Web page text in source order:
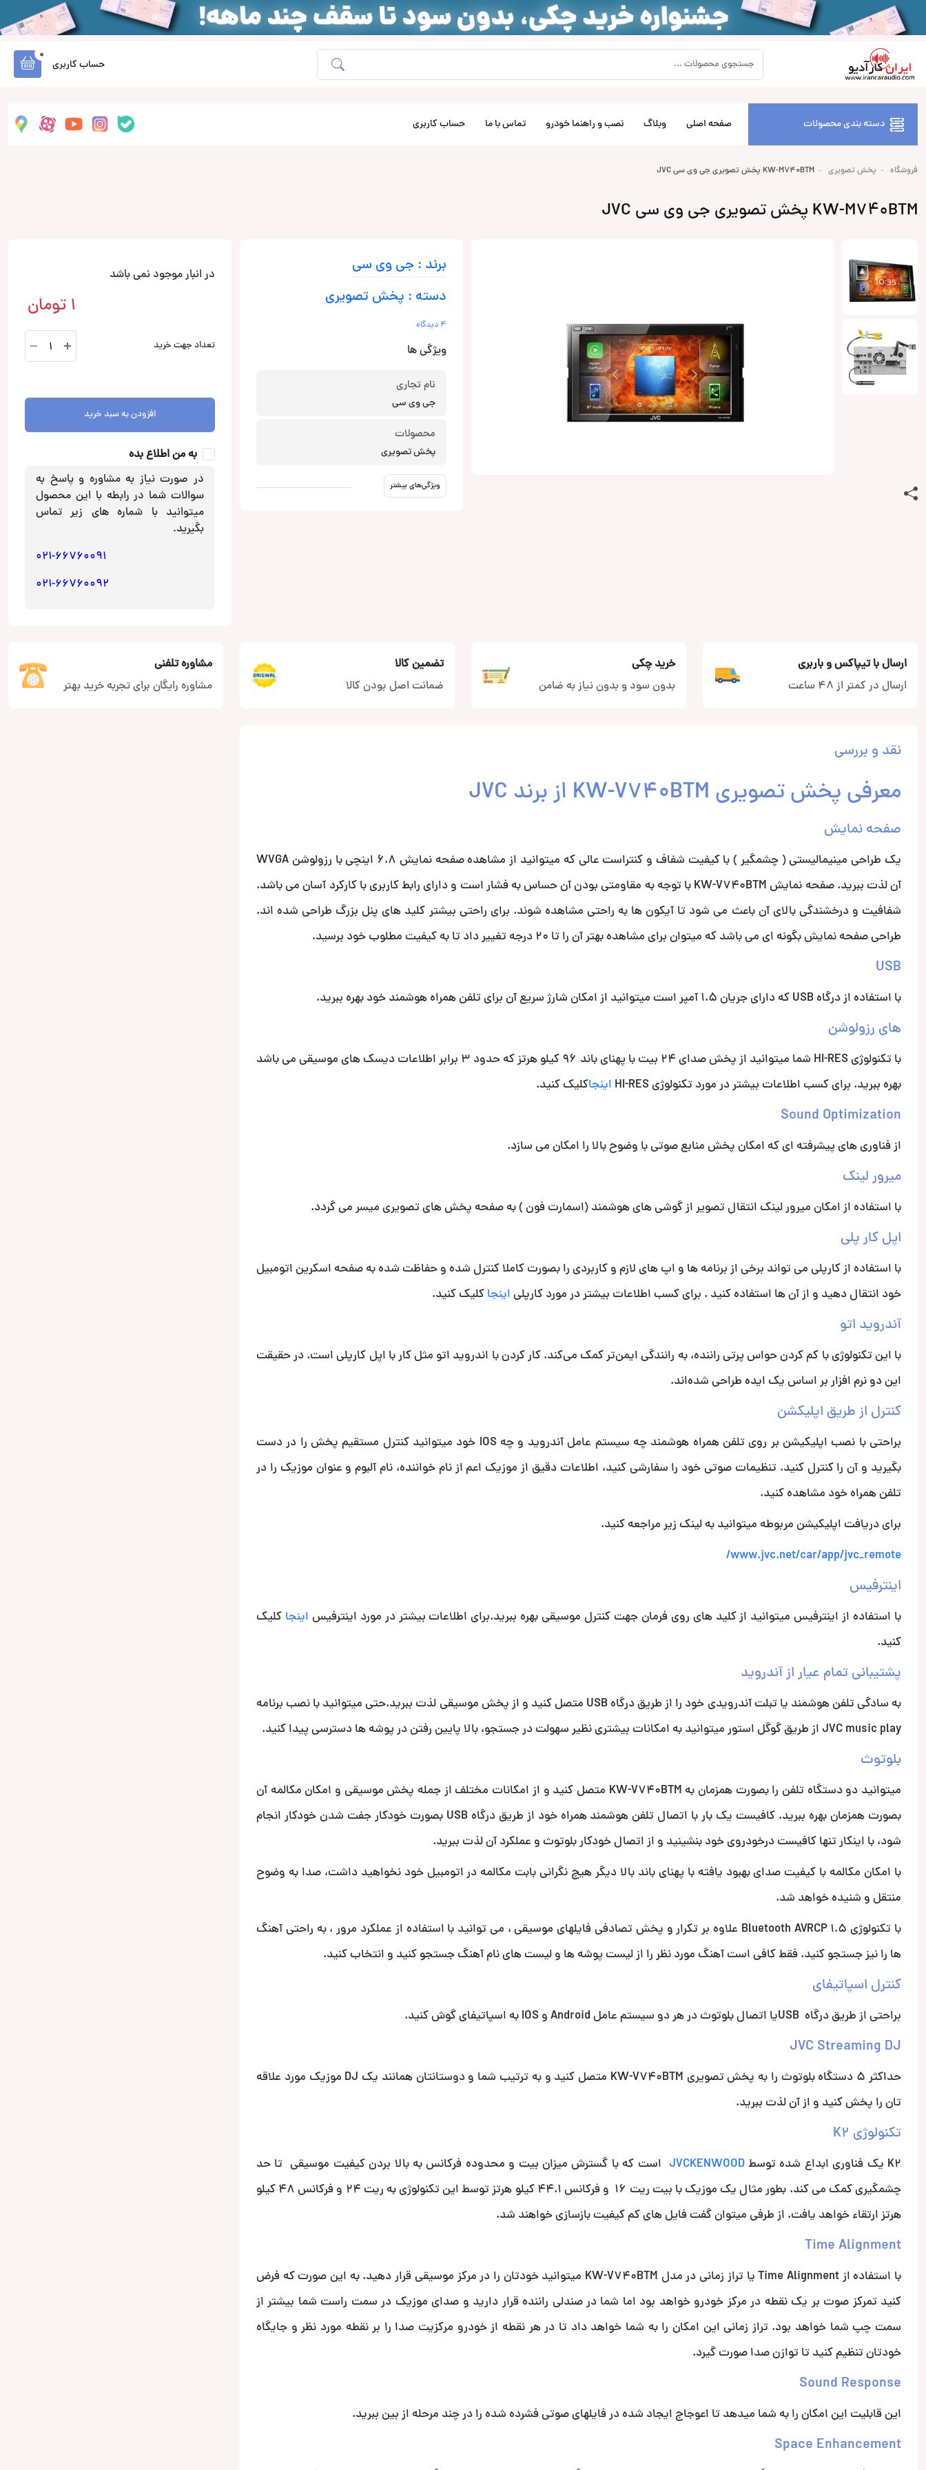
حساب کاربری
0
دسته بندی محصولات صفحه اصلی وبلاگ نصب و راهنما خودرو تماس با ما حساب کاربری
فروشگاه پخش تصویری KW-M740BTM پخش تصویری جی وی سی JVC
KW-M740BTM پخش تصویری جی وی سی JVC
برند : جی وی سی
دسته : پخش تصویری
4 دیدگاه
ویژگی ها
نام تجاری
جی وی سی
محصولات
پخش تصویری
ویژگی‌های بیشتر
در انبار موجود نمی باشد
1 تومان
تعداد جهت خرید
KW-
M740BTM
سی
عدد
افزودن به سبد خرید
به من اطلاع بده
در صورت نیاز به مشاوره و پاسخ به
سوالات شما در رابطه با این محصول
میتوانید با شماره های زیر تماس
بگیرید.
021-66760091
021-66760092
ارسال با تیپاکس و باربری
ارسال در کمتر از 48 ساعت
خرید چکی
بدون سود و بدون نیاز به ضامن
تضمین کالا
ضمانت اصل بودن کالا
مشاوره تلفنی
مشاوره رایگان برای تجربه خرید بهتر
نقد و بررسی
معرفی پخش تصویری KW-V740BTM از برند JVC
صفحه نمایش
یک طراحی مینیمالیستی ( چشمگیر ) با کیفیت شفاف و کنتراست عالی که میتوانید از مشاهده صفحه نمایش 6.8 اینچی با رزولوشن WVGA
آن لذت ببرید. صفحه نمایش KW-V740BTM با توجه به مقاومتی بودن آن حساس به فشار است و دارای رابط کاربری با کارکرد آسان می باشد.
شفافیت و درخشندگی بالای آن باعث می شود تا آیکون ها به راحتی مشاهده شوند. برای راحتی بیشتر کلید های پنل بزرگ طراحی شده اند.
طراحی صفحه نمایش بگونه ای می باشد که میتوان برای مشاهده بهتر آن را تا 20 درجه تغییر داد تا به کیفیت مطلوب خود برسید.
USB
با استفاده از درگاه USB که دارای جریان 1.5 آمپر است میتوانید از امکان شارژ سریع آن برای تلفن همراه هوشمند خود بهره ببرید.
های رزولوشن
با تکنولوژی HI-RES شما میتوانید از پخش صدای 24 بیت با پهنای باند 96 کیلو هرتز که حدود 3 برابر اطلاعات دیسک های موسیقی می باشد
بهره ببرید. برای کسب اطلاعات بیشتر در مورد تکنولوژی HI-RES
اینجاکلیک کنید.
Sound Optimization
از فناوری های پیشرفته ای که امکان پخش منابع صوتی با وضوح بالا را امکان می سازد.
میرور لینک
با استفاده از امکان میرور لینک انتقال تصویر از گوشی های هوشمند (اسمارت فون ) به صفحه پخش های تصویری میسر می گردد.
اپل کار پلی
با استفاده از کارپلی می تواند برخی از برنامه ها و اپ های لازم و کاربردی را بصورت کاملا کنترل شده و حفاظت شده به صفحه اسکرین اتومبیل
خود انتقال دهید و از آن ها استفاده کنید . برای کسب اطلاعات بیشتر در مورد کارپلیاینجاکلیک کنید.
آندروید اتو
با این تکنولوژی با کم کردن حواس پرتی‌ راننده، به رانندگی ایمن‌تر کمک می‌کند. کار کردن با اندروید اتو مثل کار با اپل کارپلی است. در حقیقت
این دو نرم افزار بر اساس یک ایده طراحی شده‌اند.
کنترل از طریق اپلیکشن
براحتی با نصب اپلیکیشن بر روی تلفن همراه هوشمند چه سیستم عامل آندروید و چه IOS خود میتوانید کنترل مستقیم پخش را در دست
بگیرید و آن را کنترل کنید. تنظیمات صوتی خود را سفارشی کنید، اطلاعات دقیق از موزیک اعم از نام خواننده، نام آلبوم و عنوان موزیک را در
تلفن همراه خود مشاهده کنید.
برای دریافت اپلیکیشن مربوطه میتوانید به لینک زیر مراجعه کنید.
www.jvc.net/car/app/jvc_remote/
اینترفیس
با استفاده از اینترفیس میتوانید از کلید های روی فرمان جهت کنترل موسیقی بهره ببرید.برای اطلاعات بیشتر در مورد اینترفیس اینجا کلیک
کنید.
پشتیبانی تمام عیار از آندروید
به سادگی تلفن هوشمند یا تبلت آندرویدی خود را از طریق درگاه USB متصل کنید و از پخش موسیقی لذت ببرید.حتی میتوانید با نصب برنامه
JVC music play از طریق گوگل استور میتوانید به امکانات بیشتری نظیر سهولت در جستجو، بالا پایین رفتن در پوشه ها دسترسی پیدا کنید.
بلوتوث
میتوانید دو دستگاه تلفن را بصورت همزمان به KW-V740BTM متصل کنید و از امکانات مختلف از جمله پخش موسیقی و امکان مکالمه آن
بصورت همزمان بهره ببرید. کافیست یک بار با اتصال تلفن هوشمند همراه خود از طریق درگاه USB بصورت خودکار جفت شدن خودکار انجام
شود، با اینکار تنها کافیست درخودروی خود بنشینید و از اتصال خودکار بلوتوث و عملکرد آن لذت ببرید.
با امکان مکالمه با کیفیت صدای بهبود یافته با پهنای باند بالا دیگر هیچ نگرانی بابت مکالمه در اتومبیل خود نخواهید داشت، صدا به وضوح
منتقل و شنیده خواهد شد.
با تکنولوژی Bluetooth AVRCP 1.5 علاوه بر تکرار و پخش تصادفی فایلهای موسیقی ، می توانید با استفاده از عملکرد مرور ، به راحتی آهنگ
ها را نیز جستجو کنید. فقط کافی است آهنگ مورد نظر را از لیست پوشه ها و لیست های نام آهنگ جستجو کنید و انتخاب کنید.
کنترل اسپاتیفای
براحتی از طریق درگاه USBیا اتصال بلوتوث در هر دو سیستم عامل Android و IOS به اسپاتیفای گوش کنید.
JVC Streaming DJ
حداکثر 5 دستگاه بلوتوث را به پخش تصویری KW-V740BTM متصل کنید و به ترتیب شما و دوستانتان همانند یک DJ موزیک مورد علاقه
تان را پخش کنید و از آن لذت ببرید.
تکنولوژی K2
K2 یک فناوری ابداع شده توسط JVCKENWOOD است که با گسترش میزان بیت و محدوده فرکانس به بالا بردن کیفیت موسیقی تا حد
چشمگیری کمک می کند. بطور مثال یک موزیک با بیت ریت 16 و فرکانس 44.1 کیلو هرتز توسط این تکنولوژی به ریت 24 و فرکانس 48 کیلو
هرتز ارتقاء خواهد یافت. از طرفی میتوان گفت فایل های کم کیفیت بازسازی خواهند شد.
Time Alignment
با استفاده از Time Alignment یا تراز زمانی در مدل KW-V740BTM میتوانید خودتان را در مرکز موسیقی قرار دهید. به این صورت که فرض
کنید تمرکز صوت بر یک نقطه در مرکز خودرو خواهد بود اما شما در صندلی راننده قرار دارید و صدای موزیک در سمت راست شما بیشتر از
سمت چپ شما خواهد بود. تراز زمانی این امکان را به شما خواهد داد تا در هر نقطه از خودرو مرکزیت صدا را بر نقطه مورد نظر و جایگاه
خودتان تنظیم کنید تا توازن صدا صورت گیرد.
Sound Response
این قابلیت این امکان را به شما میدهد تا اعوجاج ایجاد شده در فایلهای صوتی فشرده شده را در چند مرحله از بین ببرید.
Space Enhancement